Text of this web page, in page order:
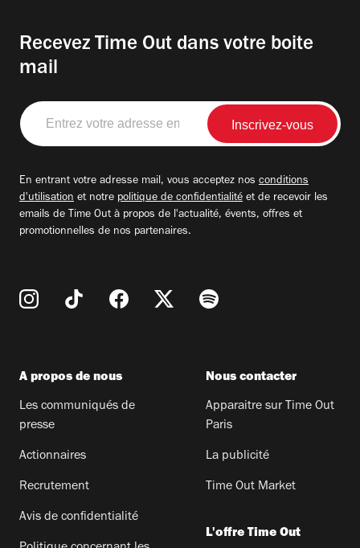
Recevez Time Out dans votre boite
mail
Entrez
votre
adresse
En entrant votre adresse mail, vous acceptez nos conditions
d'utilisation et notre politique de confidentialité et de recevoir les
emails de Time Out à propos de l'actualité, évents, offres et
promotionnelles de nos partenaires.
A propos de nous
Les communiqués de
presse
Actionnaires
Recrutement
Avis de confidentialité
Nous contacter
Apparaitre sur Time Out
Paris
La publicité
Time Out Market
L'offre Time Out